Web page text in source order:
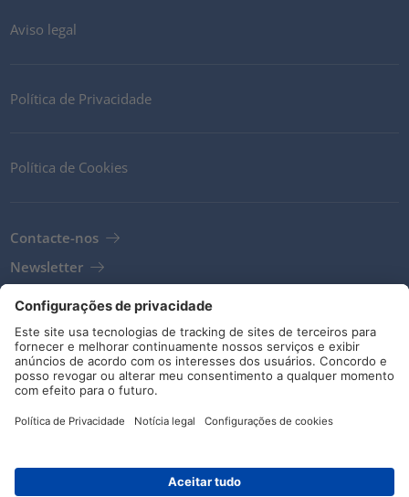
Aviso legal
Política de Privacidade
Política de Cookies
Contacte-nos
Newsletter
Termos e Condições
Diretrizes e compromissos
Código de Ética
Redes sociais